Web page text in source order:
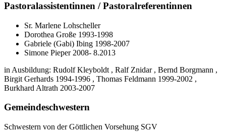
Pastoralassistentinnen / Pastoralreferentinnen
Sr. Marlene Lohscheller
Dorothea Große 1993-1998
Gabriele (Gabi) Ibing 1998-2007
Simone Pieper 2008- 8.2013
in Ausbildung: Rudolf Kleyboldt , Ralf Znidar , Bernd Borgmann ,
Birgit Gerhards 1994-1996 , Thomas Feldmann 1999-2002 ,
Burkhard Altrath 2003-2007
Gemeindeschwestern
Schwestern von der Göttlichen Vorsehung SGV